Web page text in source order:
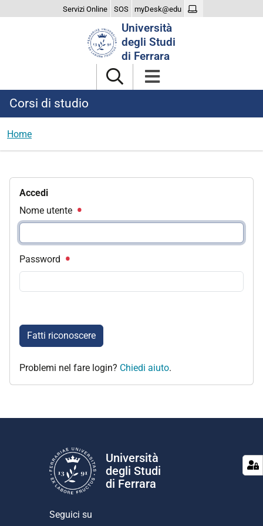
Servizi Online SOS myDesk@edu
Università
degli Studi
di Ferrara
Corsi di studio
Home
Accedi
Nome utente
Password
Fatti riconoscere
Problemi nel fare login? Chiedi aiuto.
Università
degli Studi
di Ferrara
Seguici su